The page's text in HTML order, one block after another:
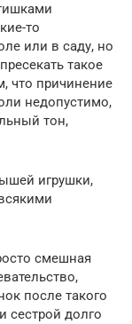
то
или в саду, но
такое
что причинение
недопустимо,
тон,
игрушки,
смешная
после такого
сестрой долго